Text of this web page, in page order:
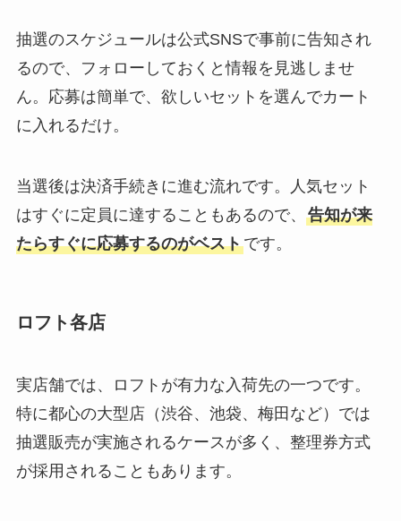
抽選のスケジュールは公式SNSで事前に告知され
るので、フォローしておくと情報を見逃しませ
ん。応募は簡単で、欲しいセットを選んでカート
に入れるだけ。
当選後は決済手続きに進む流れです。人気セット
はすぐに定員に達することもあるので、 告知が来
たらすぐに応募するのがベストです。
ロフト各店
実店舗では、ロフトが有力な入荷先の一つです。
特に都心の大型店（渋谷、池袋、梅田など）では
抽選販売が実施されるケースが多く、整理券方式
が採用されることもあります。